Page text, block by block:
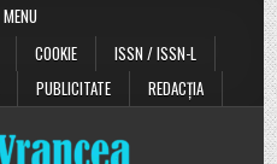
MENU
COOKIE
ISSN / ISSN-L
PUBLICITATE REDACȚIA